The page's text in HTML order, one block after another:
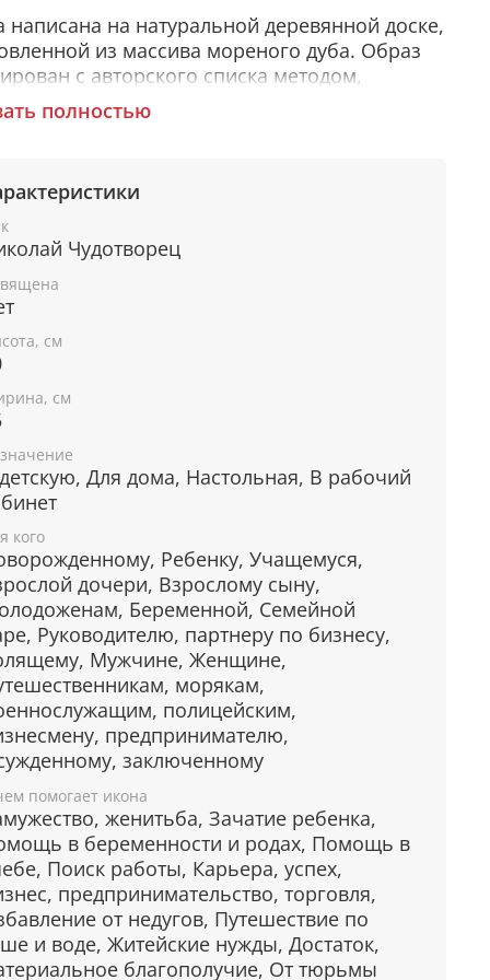
написана на натуральной деревянной доске,
из массива мореного дуба. Образ
с авторского списка методом,
одобрение русской православной
оформлении образа
специальные фронтажные грунты,
лаки и темперные краски. Венец и
иконы вручную украшены рельефным
и натуральным жемчугом или
камнями.
помогает икона
Николая
различных болезней.
путешественников и моряков.
детей, особенно благосклонно
на молитвы матерей о своих
своей второй половинки, молитвы о
замужестве или женитьбе.
враждующих, покровитель
от плена и даже от смерти.
невинно осужденным, находящимся
заключении.
подлинности
живописному образу прикладывается
полностью
Чудотворец
см
см
Для дома, Настольная, В рабочий
кого
Ребенку, Учащемуся,
дочери, Взрослому сыну,
Беременной, Семейной
Руководителю, партнеру по бизнесу,
Мужчине, Женщине,
морякам,
полицейским,
предпринимателю,
заключенному
помогает икона
женитьба, Зачатие ребенка,
в беременности и родах, Помощь в
Поиск работы, Карьера, успех,
предпринимательство, торговля,
от недугов, Путешествие по
и воде, Житейские нужды, Достаток,
благополучие, От тюрьмы